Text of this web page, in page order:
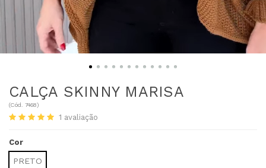
CALÇA SKINNY MARISA
(Cód. 7468)
1 avaliação
Cor
PRETO